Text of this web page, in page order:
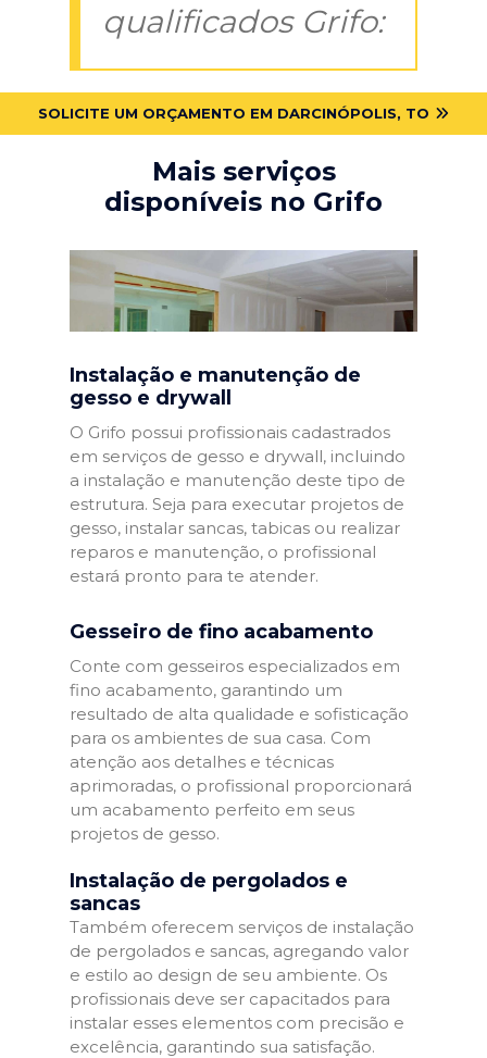
qualificados Grifo:
SOLICITE UM ORÇAMENTO EM DARCINÓPOLIS, TO
Mais serviços
disponíveis no Grifo
Instalação e manutenção de
gesso e drywall
O Grifo possui profissionais cadastrados
em serviços de gesso e drywall, incluindo
a instalação e manutenção deste tipo de
estrutura. Seja para executar projetos de
gesso, instalar sancas, tabicas ou realizar
reparos e manutenção, o profissional
estará pronto para te atender.
Gesseiro de fino acabamento
Conte com gesseiros especializados em
fino acabamento, garantindo um
resultado de alta qualidade e sofisticação
para os ambientes de sua casa. Com
atenção aos detalhes e técnicas
aprimoradas, o profissional proporcionará
um acabamento perfeito em seus
projetos de gesso.
Instalação de pergolados e
sancas
Também oferecem serviços de instalação
de pergolados e sancas, agregando valor
e estilo ao design de seu ambiente. Os
profissionais deve ser capacitados para
instalar esses elementos com precisão e
excelência, garantindo sua satisfação.